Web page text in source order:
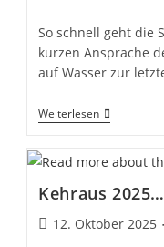
So schnell geht die
kurzen Ansprache
auf Wasser zur
WeiterlesenAbsegeln
2025
Kehraus
Beitrag
12. Oktober 2025